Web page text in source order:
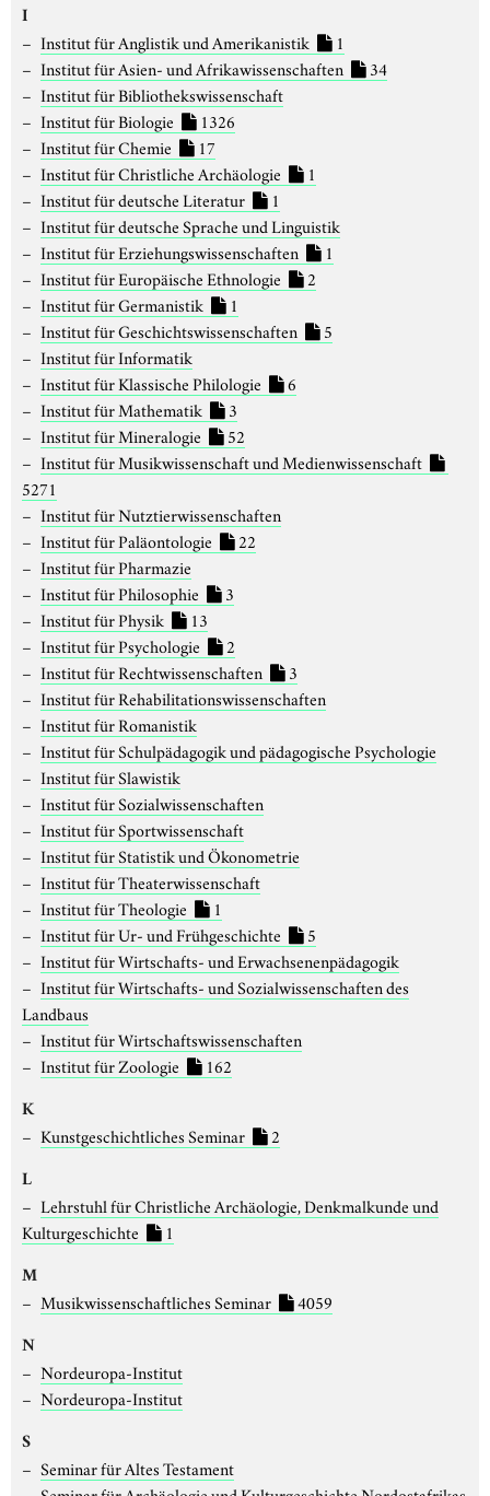
I
Institut für Anglistik und Amerikanistik
1
Institut für Asien- und Afrikawissenschaften
34
Institut für Bibliothekswissenschaft
Institut für Biologie
1326
Institut für Chemie
17
Institut für Christliche Archäologie
1
Institut für deutsche Literatur
1
Institut für deutsche Sprache und Linguistik
Institut für Erziehungswissenschaften
1
Institut für Europäische Ethnologie
2
Institut für Germanistik
1
Institut für Geschichtswissenschaften
5
Institut für Informatik
Institut für Klassische Philologie
6
Institut für Mathematik
3
Institut für Mineralogie
52
Institut für Musikwissenschaft und Medienwissenschaft
5271
Institut für Nutztierwissenschaften
Institut für Paläontologie
22
Institut für Pharmazie
Institut für Philosophie
3
Institut für Physik
13
Institut für Psychologie
2
Institut für Rechtwissenschaften
3
Institut für Rehabilitationswissenschaften
Institut für Romanistik
Institut für Schulpädagogik und pädagogische Psychologie
Institut für Slawistik
Institut für Sozialwissenschaften
Institut für Sportwissenschaft
Institut für Statistik und Ökonometrie
Institut für Theaterwissenschaft
Institut für Theologie
1
Institut für Ur- und Frühgeschichte
5
Institut für Wirtschafts- und Erwachsenenpädagogik
Institut für Wirtschafts- und Sozialwissenschaften des
Landbaus
Institut für Wirtschaftswissenschaften
Institut für Zoologie
162
K
Kunstgeschichtliches Seminar 2
L
Lehrstuhl für Christliche Archäologie, Denkmalkunde und
Kulturgeschichte
1
M
Musikwissenschaftliches Seminar 4059
N
Nordeuropa-Institut
Nordeuropa-Institut
S
Seminar für Altes Testament